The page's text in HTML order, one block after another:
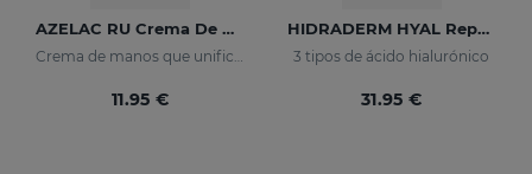
AZELAC RU Crema De Manos
Crema de manos que unifica el tono de la piel
11.95 €
HIDRADERM HYAL Repair Leche Corporal
3 tipos de ácido hialurónico
31.95 €